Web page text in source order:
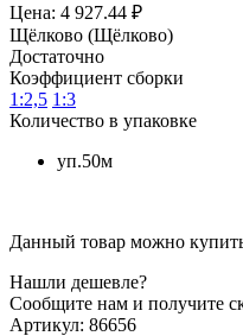
Цена: 4 927.44 ₽
Щёлково (Щёлково)
Достаточно
Коэффициент сборки
1:2,5 1:3
Количество в упаковке
уп.50м
Данный товар можно
Нашли дешевле?
Сообщите нам и получите
Артикул: 86656